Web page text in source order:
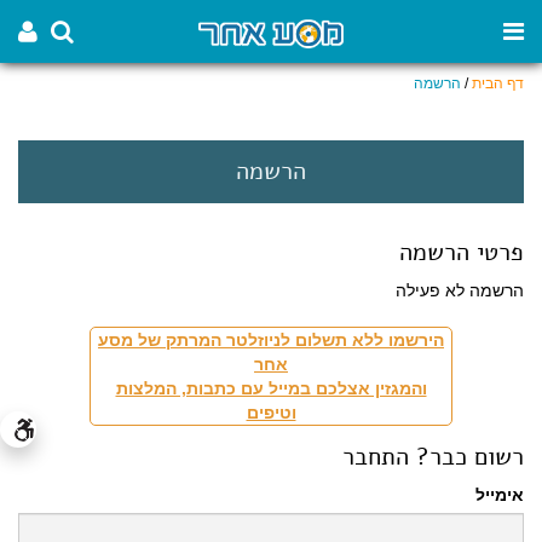
דף הבית/ הרשמה
הרשמה
פרטי הרשמה
הרשמה לא פעילה
הירשמו ללא תשלום לניוזלטר המרתק של מסע
אחר
והמגזין אצלכם במייל עם כתבות, המלצות
וטיפים
רשום כבר? התחבר
אימייל